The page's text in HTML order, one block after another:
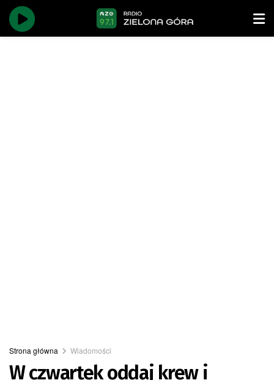
Strona główna Wiadomości
W czwartek oddaj krew i